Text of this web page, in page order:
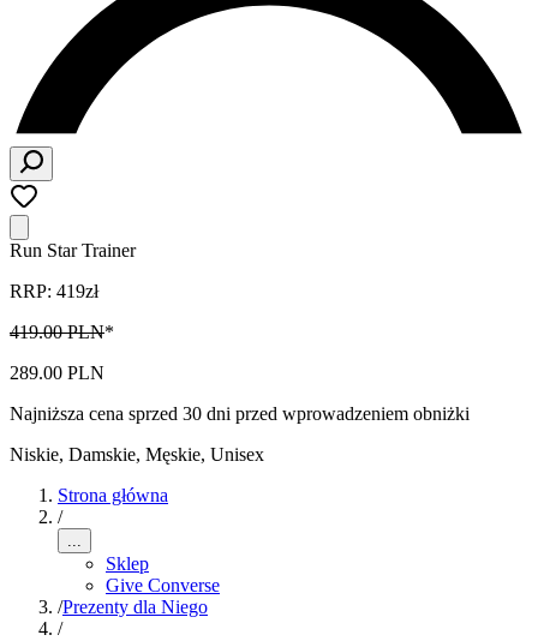
Run Star Trainer
RRP: 419zł
419.00 PLN*
289.00 PLN
Najniższa cena sprzed 30 dni przed wprowadzeniem obniżki
Niskie, Damskie, Męskie, Unisex
Strona główna
/
...
Sklep
Give Converse
/Prezenty dla Niego
/